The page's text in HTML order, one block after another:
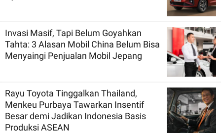
Invasi Masif, Tapi Belum Goyahkan
Tahta: 3 Alasan Mobil China Belum Bisa
Menyaingi Penjualan Mobil Jepang
Rayu Toyota Tinggalkan Thailand,
Menkeu Purbaya Tawarkan Insentif
Besar demi Jadikan Indonesia Basis
Produksi ASEAN